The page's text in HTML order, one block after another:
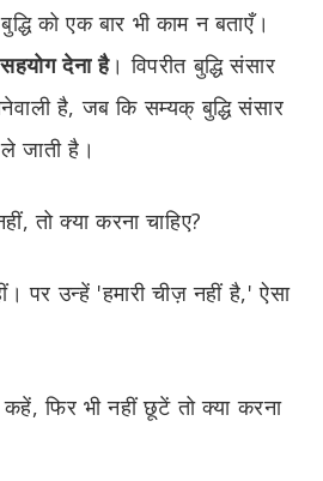
को एक बार भी काम न बताएँ।
देना है। विपरीत बुद्धि संसार
है, जब कि सम्यक् बुद्धि संसार
जाती है।
तो क्या करना चाहिए?
पर उन्हें 'हमारी चीज़ नहीं है,' ऐसा
फिर भी नहीं छूटें तो क्या करना